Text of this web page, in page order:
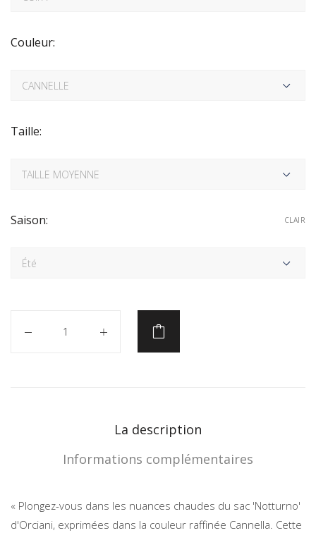
Couleur:
Taille:
Saison: CLAIR
La description
Informations complémentaires
« Plongez-vous dans les nuances chaudes du sac 'Notturno'
d'Orciani, exprimées dans la couleur raffinée Cannella. Cette